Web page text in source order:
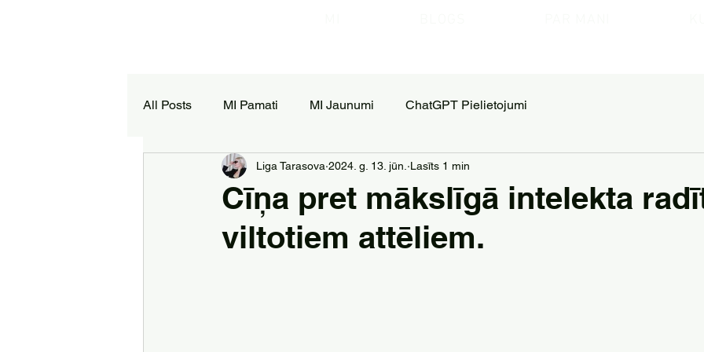
All Posts MI Pamati MI Jaunumi ChatGPT Pielietojumi
Cīņa pret mākslīgā intelekta
viltotiem attēliem.
Liga Tarasova 2024. g. 13. jūn. Lasīts 1 min